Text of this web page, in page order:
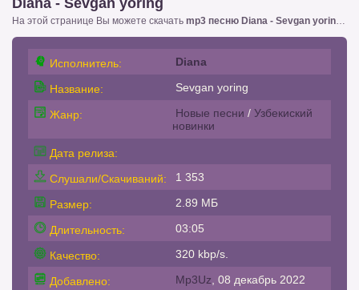
На этой странице Вы можете скачать mp3 песню Diana - Sevgan yoring
Исполнитель: Diana
Название: Sevgan yoring
Жанр: Новые песни / Узбекиский
новинки
Дата релиза:
Слушали/Скачиваний:
1 353
Размер: 2.89 МБ
Длительность: 03:05
Качество: 320 kbp/s.
Добавлено: Mp3Uz , 08 декабрь 2022